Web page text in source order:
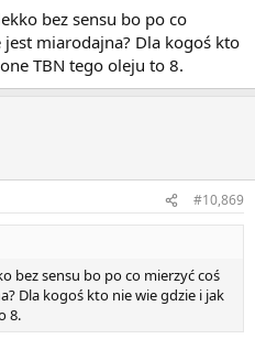
bez sensu bo po co
miarodajna? Dla kogoś kto
TBN tego oleju to 8.
#10,869
bez sensu bo po co mierzyć coś
Dla kogoś kto nie wie gdzie i jak
8.